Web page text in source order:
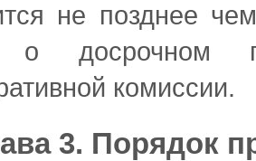
не позднее
о досрочном
комиссии.
3. Порядок